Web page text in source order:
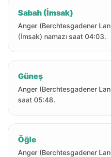
Sabah (İmsak)
Anger (Berchtesgadener
(İmsak) namazı saat 04:03.
Güneş
Anger (Berchtesgadener
saat 05:48.
Öğle
Anger (Berchtesgadener